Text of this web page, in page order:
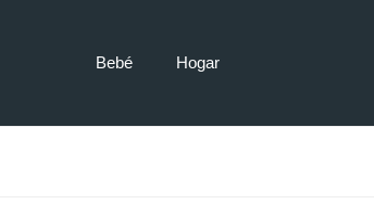
Bebé Hogar